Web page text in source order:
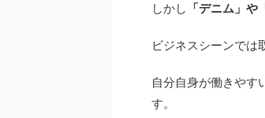
しかし 「デニム」や
ビジネスシーンでは
自分自身が働きやす
す。